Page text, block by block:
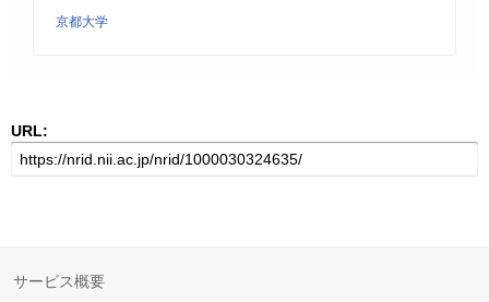
京都大学
URL:
サービス概要